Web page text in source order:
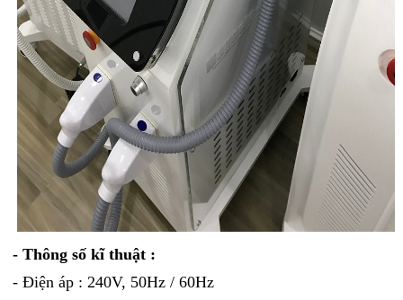
- Thông số kĩ thuật :
- Điện áp : 240V, 50Hz / 60Hz